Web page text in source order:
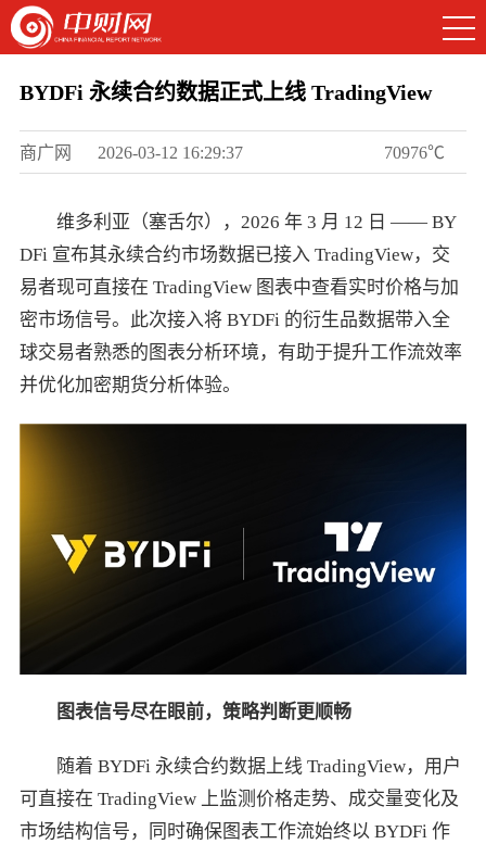
BYDFi 永续合约数据正式上线 TradingView
商广网 2026-03-12 16:29:37 70976℃
维多利亚（塞舌尔），2026 年 3 月 12 日 —— BY
DFi 宣布其永续合约市场数据已接入 TradingView，交
易者现可直接在 TradingView 图表中查看实时价格与加
密市场信号。此次接入将 BYDFi 的衍生品数据带入全
球交易者熟悉的图表分析环境，有助于提升工作流效率
并优化加密期货分析体验。
图表信号尽在眼前，策略判断更顺畅
随着 BYDFi 永续合约数据上线 TradingView，用户
可直接在 TradingView 上监测价格走势、成交量变化及
市场结构信号，同时确保图表工作流始终以 BYDFi 作